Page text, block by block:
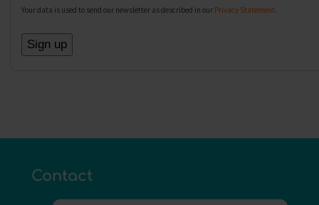
Your data is used to send our newsletter as described in our Privacy Statement.
Contact